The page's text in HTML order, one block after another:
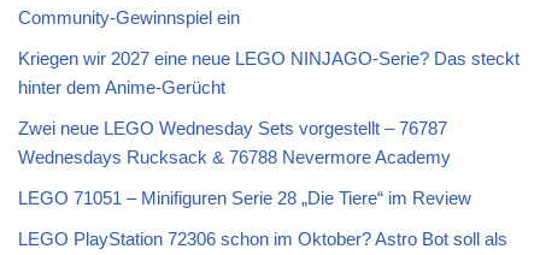
Community-Gewinnspiel ein
Kriegen wir 2027 eine neue LEGO NINJAGO-Serie? Das steckt
hinter dem Anime-Gerücht
Zwei neue LEGO Wednesday Sets vorgestellt – 76787
Wednesdays Rucksack & 76788 Nevermore Academy
LEGO 71051 – Minifiguren Serie 28 „Die Tiere“ im Review
LEGO PlayStation 72306 schon im Oktober? Astro Bot soll als